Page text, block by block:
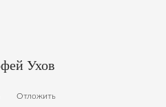
Ухов
Отложить